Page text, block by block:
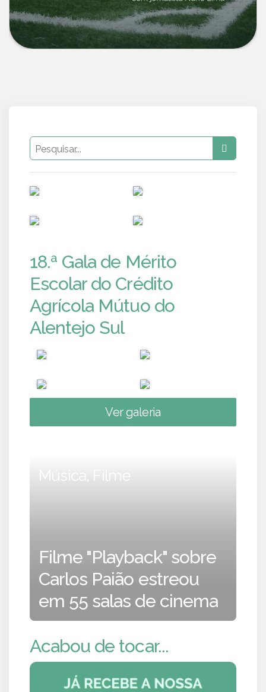
18.ª Gala de Mérito
Escolar do Crédito
Agrícola Mútuo do
Alentejo Sul
Ver galeria
Música, Filme
Filme "Playback" sobre
Carlos Paião estreou
em 55 salas de cinema
Acabou de tocar...